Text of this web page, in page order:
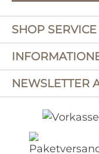
SHOP SERVICE
NEWSLETTER